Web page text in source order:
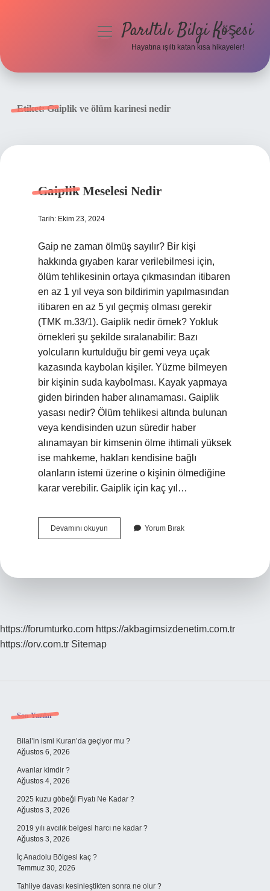
menüyüParıltılı Bilgi Köşesi
Hayatına ışıltı katan kısa hikayeler!
Etiket:Gaiplik ve ölüm karinesi nedir
Gaiplik Meselesi Nedir
Tarih: Ekim 23, 2024
Gaip ne zaman ölmüş sayılır? Bir kişi
hakkında gıyaben karar verilebilmesi için,
ölüm tehlikesinin ortaya çıkmasından itibaren
en az 1 yıl veya son bildirimin yapılmasından
itibaren en az 5 yıl geçmiş olması gerekir
(TMK m.33/1). Gaiplik nedir örnek? Yokluk
örnekleri şu şekilde sıralanabilir: Bazı
yolcuların kurtulduğu bir gemi veya uçak
kazasında kaybolan kişiler. Yüzme bilmeyen
bir kişinin suda kaybolması. Kayak yapmaya
giden birinden haber alınamaması. Gaiplik
yasası nedir? Ölüm tehlikesi altında bulunan
veya kendisinden uzun süredir haber
alınamayan bir kimsenin ölme ihtimali yüksek
ise mahkeme, hakları kendisine bağlı
olanların istemi üzerine o kişinin ölmediğine
karar verebilir. Gaiplik için kaç yıl…
Devamını okuyun
Meselesi
Yorum Bırak
https://forumturko.com https://akbagimsizdenetim.com.tr
https://orv.com.tr Sitemap
Sidebar
Son Yazılar
Bilal’in ismi Kuran’da geçiyor mu ?
Ağustos 6, 2026
Avanlar kimdir ?
Ağustos 4, 2026
2025 kuzu göbeği Fiyatı Ne Kadar ?
Ağustos 3, 2026
2019 yılı avcılık belgesi harcı ne kadar ?
Ağustos 3, 2026
İç Anadolu Bölgesi kaç ?
Temmuz 30, 2026
Tahliye davası kesinleştikten sonra ne olur ?